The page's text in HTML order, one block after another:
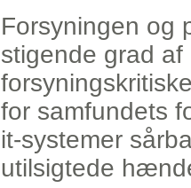
Forsyningen og
stigende grad af
for samfundets
it-systemer
utilsigtede